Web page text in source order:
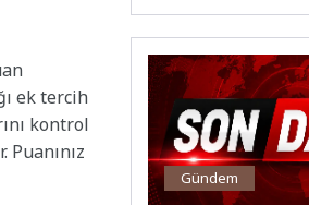
ek tercih
kontrol
Gündem